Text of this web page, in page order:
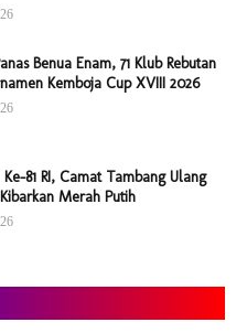
Benua Enam, 71 Klub Rebutan
Kemboja Cup XVIII 2026
81 RI, Camat Tambang Ulang
Merah Putih